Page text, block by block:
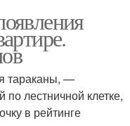
тараканы, —
по лестничной клетке,
в рейтинге